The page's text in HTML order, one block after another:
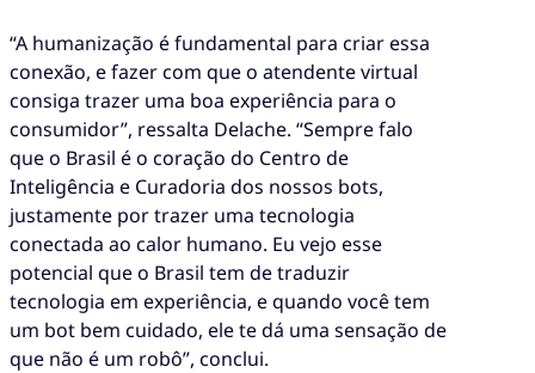
“A humanização é fundamental para criar essa
conexão, e fazer com que o atendente virtual
consiga trazer uma boa experiência para o
consumidor”, ressalta Delache. “Sempre falo
que o Brasil é o coração do Centro de
Inteligência e Curadoria dos nossos bots,
justamente por trazer uma tecnologia
conectada ao calor humano. Eu vejo esse
potencial que o Brasil tem de traduzir
tecnologia em experiência, e quando você tem
um bot bem cuidado, ele te dá uma sensação de
que não é um robô”, conclui.